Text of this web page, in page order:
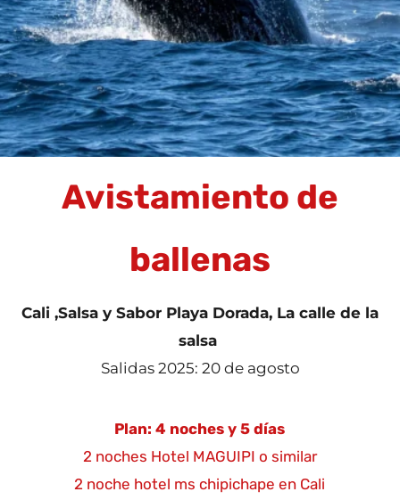
Avistamiento de
ballenas
Cali ,Salsa y Sabor Playa Dorada, La calle de la
salsa
Salidas 2025: 20 de agosto
Plan: 4 noches y 5 días
2 noches Hotel MAGUIPI o similar
2 noche hotel ms chipichape en Cali